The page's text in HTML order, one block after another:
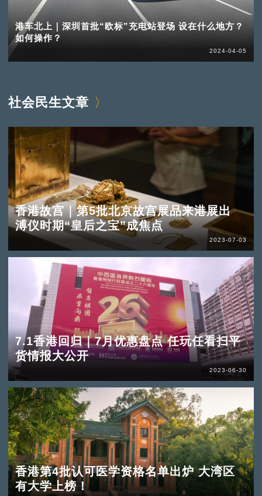
港车北上｜深圳首批“欧标”充电站登场 设在什么地方？
如何操作？
2024-04-05
社会民生文章
香港故宫｜第5批北京故宫展品来港展出
溥仪时期“皇后之宝”成焦点
2023-07-03
7.1香港回归｜7月优惠盘点 任玩任看扫平
货情报大公开
2023-06-30
香港第4批认可医学资格名单出炉 大湾区
有大学上榜！